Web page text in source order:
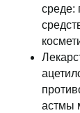
среде:
астмы